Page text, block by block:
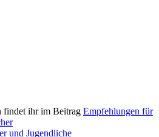
findet ihr im Beitrag Empfehlungen für